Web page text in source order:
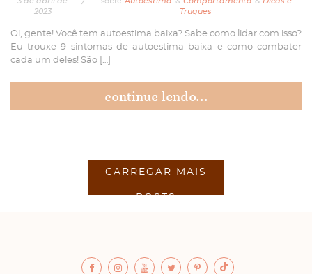
2023
Truques
Oi, gente! Você tem autoestima baixa? Sabe como lidar com isso?
Eu trouxe 9 sintomas de autoestima baixa e como combater
cada um deles! São […]
continue lendo...
CARREGAR MAIS
POSTS